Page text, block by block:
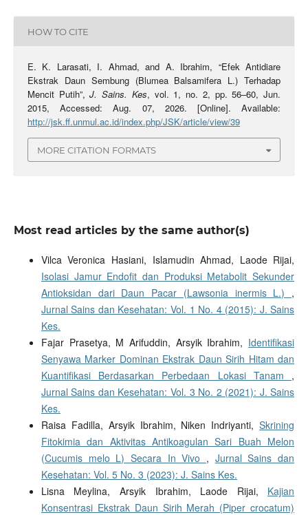
HOW TO CITE
E. K. Larasati, I. Ahmad, and A. Ibrahim, “Efek Antidiare
Ekstrak Daun Sembung (Blumea Balsamifera L.) Terhadap
Mencit Putih”,J. Sains. Kes, vol. 1, no. 2, pp. 56–60, Jun.
2015, Accessed: Aug. 07, 2026. [Online]. Available:
http://jsk.ff.unmul.ac.id/index.php/JSK/article/view/39
MORE CITATION FORMATS
Most read articles by the same author(s)
Vilca Veronica Hasiani, Islamudin Ahmad, Laode Rijai,
Isolasi Jamur Endofit dan Produksi Metabolit Sekunder
Antioksidan dari Daun Pacar (Lawsonia inermis L.) ,
Jurnal Sains dan Kesehatan: Vol. 1 No. 4 (2015): J. Sains
Kes.
Fajar Prasetya, M Arifuddin, Arsyik Ibrahim, Identifikasi
Senyawa Marker Dominan Ekstrak Daun Sirih Hitam dan
Kuantifikasi Berdasarkan Perbedaan Lokasi Tanam ,
Jurnal Sains dan Kesehatan: Vol. 3 No. 2 (2021): J. Sains
Kes.
Raisa Fadilla, Arsyik Ibrahim, Niken Indriyanti,Skrining
Fitokimia dan Aktivitas Antikoagulan Sari Buah Melon
(Cucumis melo L) Secara In Vivo , Jurnal Sains dan
Kesehatan: Vol. 5 No. 3 (2023): J. Sains Kes.
Lisna Meylina, Arsyik Ibrahim, Laode Rijai, Kajian
Konsentrasi Ekstrak Daun Sirih Merah (Piper crocatum)